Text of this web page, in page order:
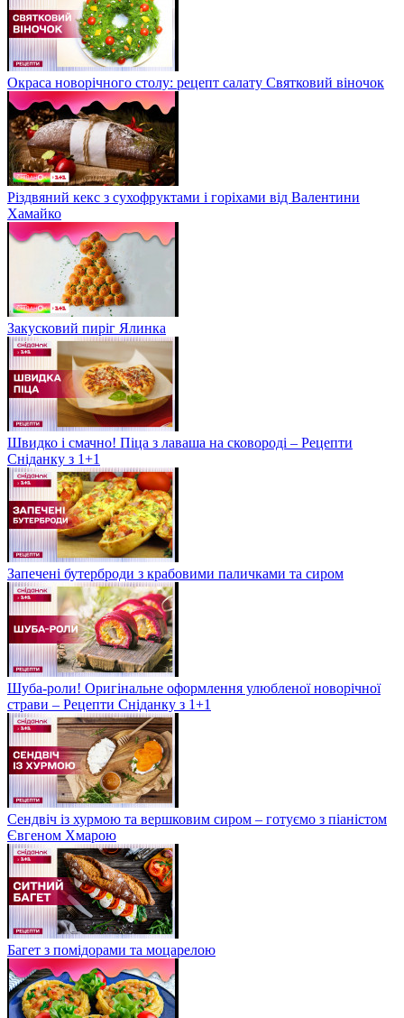
Окраса новорічного столу: рецепт салату Святковий віночок
Різдвяний кекс з сухофруктами і горіхами від Валентини
Хамайко
Закусковий пиріг Ялинка
Швидко і смачно! Піца з лаваша на сковороді – Рецепти
Сніданку з 1+1
Запечені бутерброди з крабовими паличками та сиром
Шуба-роли! Оригінальне оформлення улюбленої новорічної
страви – Рецепти Сніданку з 1+1
Сендвіч із хурмою та вершковим сиром – готуємо з піаністом
Євгеном Хмарою
Багет з помідорами та моцарелою